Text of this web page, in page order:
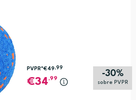
-30%
sobre PVPR
PVPR*€49 ,99
34,99